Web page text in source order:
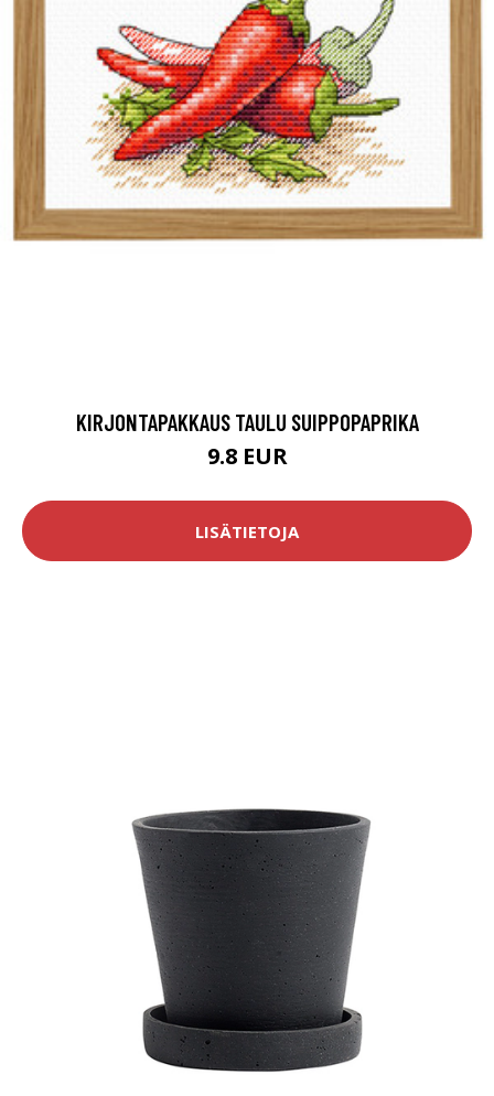
KIRJONTAPAKKAUS TAULU SUIPPOPAPRIKA
9.8 EUR
LISÄTIETOJA